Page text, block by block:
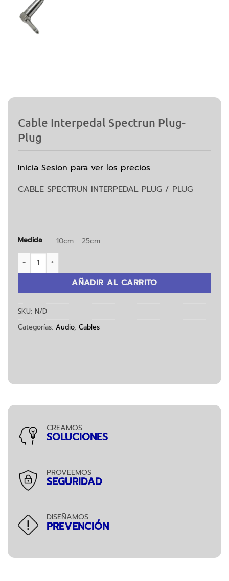
Cable Interpedal Spectrun Plug-
Plug
Inicia Sesion para ver los precios
CABLE SPECTRUN INTERPEDAL PLUG / PLUG
Medida 10cm 25cm
Cable Interpedal Spectrun Plug- Plug cantidad
AÑADIR AL CARRITO
SKU: N/D
Categorías: Audio, Cables
CREAMOS
SOLUCIONES
PROVEEMOS
SEGURIDAD
DISEÑAMOS
PREVENCIÓN